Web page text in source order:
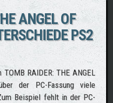
ANGEL OF
PS2
RAIDER: THE ANGEL
der PC-Fassung viele
Beispiel fehlt in der PC-